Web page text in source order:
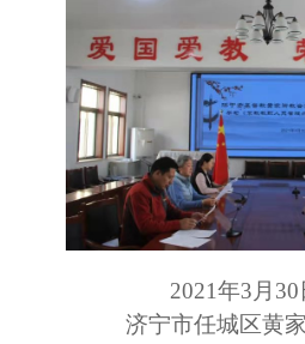
2021年3月
济宁市任城区黄